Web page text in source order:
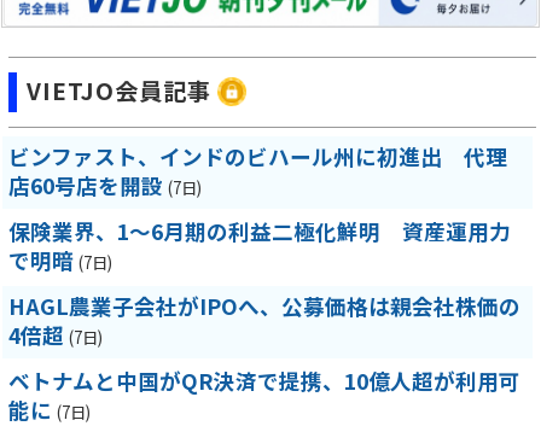
VIETJO会員記事
ビンファスト、インドのビハール州に初進出 代理
店60号店を開設 (7日)
保険業界、1～6月期の利益二極化鮮明 資産運用力
で明暗 (7日)
HAGL農業子会社がIPOへ、公募価格は親会社株価の
4倍超 (7日)
ベトナムと中国がQR決済で提携、10億人超が利用可
能に (7日)